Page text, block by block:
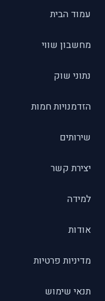
עמוד הבית
מחשבון שווי
נתוני שוק
הזדמנויות חמות
שירותים
יצירת קשר
למידה
אודות
מדיניות פרטיות
תנאי שימוש